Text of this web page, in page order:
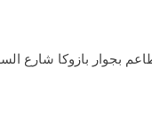
بجوار بازوكا شارع